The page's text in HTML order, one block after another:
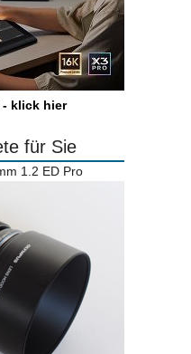
- klick hier
für Sie
1.2 ED Pro